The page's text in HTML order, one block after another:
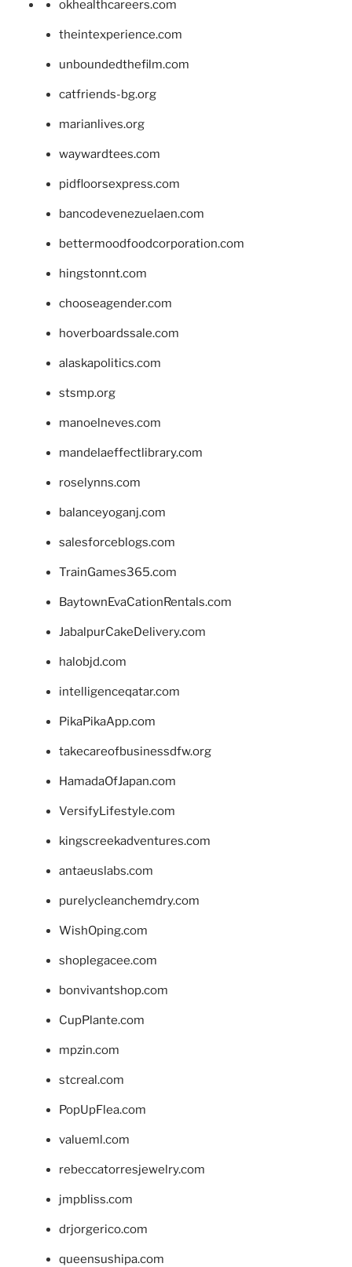
okhealthcareers.com
theintexperience.com
unboundedthefilm.com
catfriends-bg.org
marianlives.org
waywardtees.com
pidfloorsexpress.com
bancodevenezuelaen.com
bettermoodfoodcorporation.com
hingstonnt.com
chooseagender.com
hoverboardssale.com
alaskapolitics.com
stsmp.org
manoelneves.com
mandelaeffectlibrary.com
roselynns.com
balanceyoganj.com
salesforceblogs.com
TrainGames365.com
BaytownEvaCationRentals.com
JabalpurCakeDelivery.com
halobjd.com
intelligenceqatar.com
PikaPikaApp.com
takecareofbusinessdfw.org
HamadaOfJapan.com
VersifyLifestyle.com
kingscreekadventures.com
antaeuslabs.com
purelycleanchemdry.com
WishOping.com
shoplegacee.com
bonvivantshop.com
CupPlante.com
mpzin.com
stcreal.com
PopUpFlea.com
valueml.com
rebeccatorresjewelry.com
jmpbliss.com
drjorgerico.com
queensushipa.com